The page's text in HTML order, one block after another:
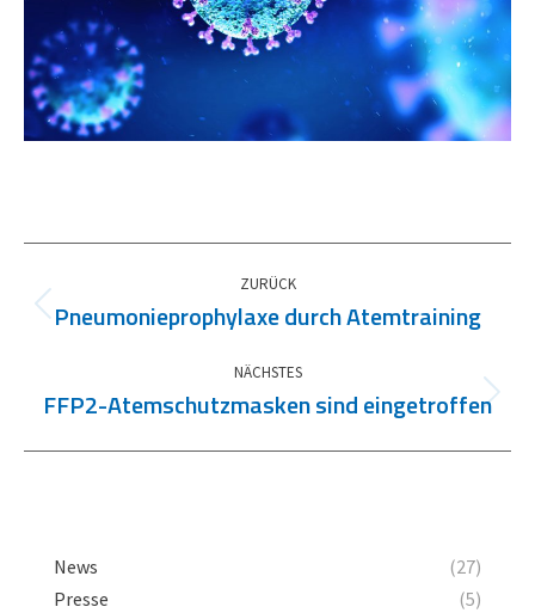
Kommentarnavigation
ZURÜCK
Vorheriger
Pneumonieprophylaxe durch Atemtraining
NÄCHSTES
Nächster
FFP2-Atemschutzmasken sind eingetroffen
News
(27)
Presse
(5)